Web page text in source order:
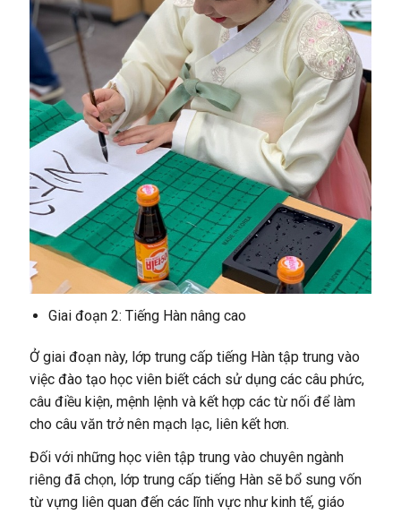
Giai đoạn 2: Tiếng Hàn nâng cao
Ở giai đoạn này, lớp trung cấp tiếng Hàn tập trung vào
việc đào tạo học viên biết cách sử dụng các câu phức,
câu điều kiện, mệnh lệnh và kết hợp các từ nối để làm
cho câu văn trở nên mạch lạc, liên kết hơn.
Đối với những học viên tập trung vào chuyên ngành
riêng đã chọn, lớp trung cấp tiếng Hàn sẽ bổ sung vốn
từ vựng liên quan đến các lĩnh vực như kinh tế, giáo